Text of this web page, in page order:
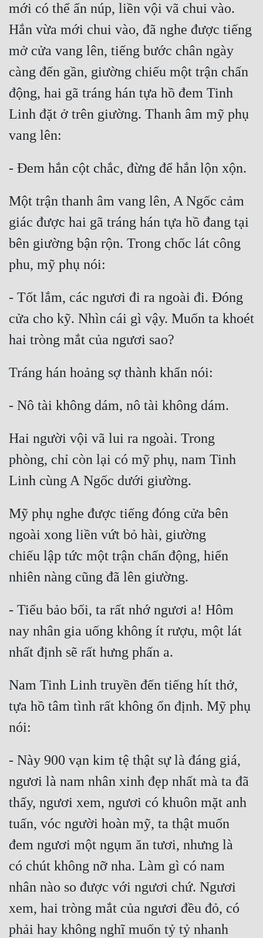
mới có thể ẩn núp, liền vội vã chui vào.
Hắn vừa mới chui vào, đã nghe được tiếng
mở cửa vang lên, tiếng bước chân ngày
càng đến gần, giường chiếu một trận chấn
động, hai gã tráng hán tựa hồ đem Tinh
Linh đặt ở trên giường. Thanh âm mỹ phụ
vang lên:
- Đem hắn cột chắc, đừng để hắn lộn xộn.
Một trận thanh âm vang lên, A Ngốc cảm
giác được hai gã tráng hán tựa hồ đang tại
bên giường bận rộn. Trong chốc lát công
phu, mỹ phụ nói:
- Tốt lắm, các ngươi đi ra ngoài đi. Đóng
cửa cho kỹ. Nhìn cái gì vậy. Muốn ta khoét
hai tròng mắt của ngươi sao?
Tráng hán hoảng sợ thành khẩn nói:
- Nô tài không dám, nô tài không dám.
Hai người vội vã lui ra ngoài. Trong
phòng, chỉ còn lại có mỹ phụ, nam Tinh
Linh cùng A Ngốc dưới giường.
Mỹ phụ nghe được tiếng đóng cửa bên
ngoài xong liền vứt bỏ hài, giường
chiếu lập tức một trận chấn động, hiển
nhiên nàng cũng đã lên giường.
- Tiểu bảo bối, ta rất nhớ ngươi a! Hôm
nay nhân gia uống không ít rượu, một lát
nhất định sẽ rất hưng phấn a.
Nam Tinh Linh truyền đến tiếng hít thở,
tựa hồ tâm tình rất không ổn định. Mỹ phụ
nói:
- Này 900 vạn kim tệ thật sự là đáng giá,
ngươi là nam nhân xinh đẹp nhất mà ta đã
thấy, ngươi xem, ngươi có khuôn mặt anh
tuấn, vóc người hoàn mỹ, ta thật muốn
đem ngươi một ngụm ăn tươi, nhưng là
có chút không nỡ nha. Làm gì có nam
nhân nào so được với ngươi chứ. Ngươi
xem, hai tròng mắt của ngươi đều đỏ, có
phải hay không nghĩ muốn tỷ tỷ nhanh